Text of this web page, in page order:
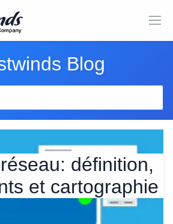
Blog
définition,
et cartographie